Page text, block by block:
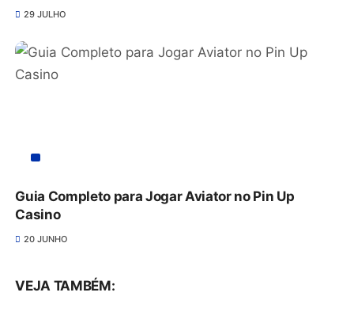
29 JULHO
Guia Completo para Jogar Aviator no Pin Up
Casino
20 JUNHO
VEJA TAMBÉM: